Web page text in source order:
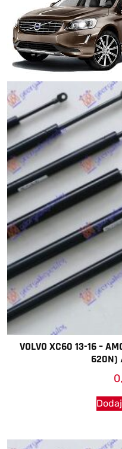
VOLVO XC60 13-16 –
620N)